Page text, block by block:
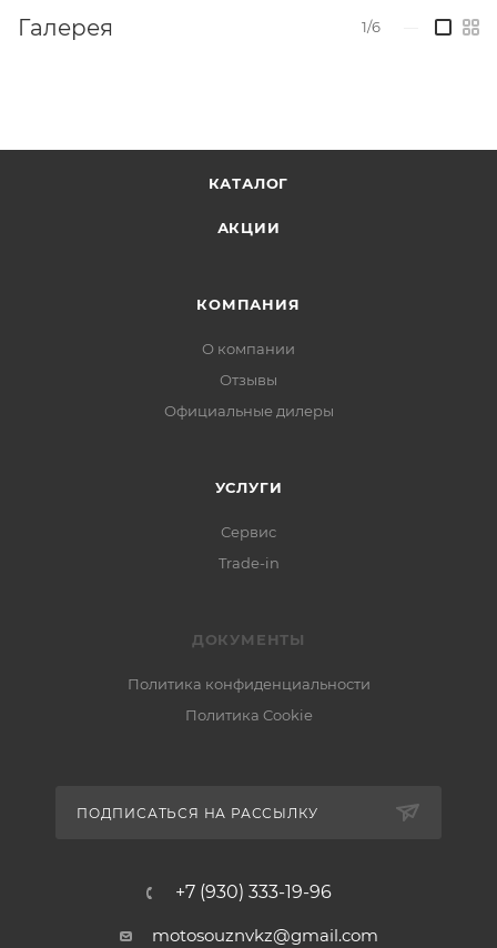
Галерея 1/6
КАТАЛОГ
АКЦИИ
КОМПАНИЯ
О компании
Отзывы
Официальные дилеры
УСЛУГИ
Сервис
Trade-in
ДОКУМЕНТЫ
Политика конфиденциальности
Политика Cookie
ПОДПИСАТЬСЯ НА РАССЫЛКУ
+7 (930) 333-19-96
motosouznvkz@gmail.com